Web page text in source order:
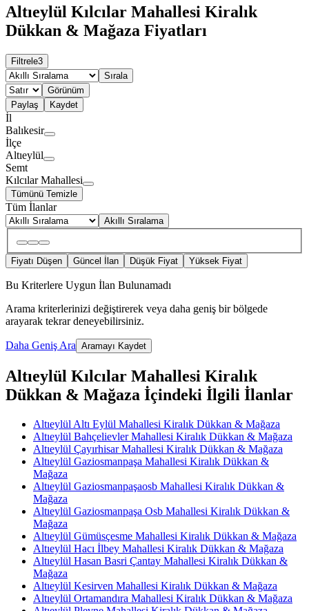
Altıeylül Kılcılar Mahallesi Kiralık
Dükkan & Mağaza Fiyatları
Filtrele3
Sırala
Görünüm
Paylaş
Kaydet
İl
Balıkesir
İlçe
Altıeylül
Semt
Kılcılar Mahallesi
Tümünü Temizle
Tüm İlanlar
Akıllı Sıralama
Fiyatı Düşen Güncel İlan Düşük Fiyat Yüksek Fiyat
Bu Kriterlere Uygun İlan Bulunamadı
Arama kriterlerinizi değiştirerek veya daha geniş bir bölgede
arayarak tekrar deneyebilirsiniz.
Daha Geniş Ara Aramayı Kaydet
Altıeylül Kılcılar Mahallesi Kiralık
Dükkan & Mağaza İçindeki İlgili İlanlar
Altıeylül Altı Eylül Mahallesi Kiralık Dükkan & Mağaza
Altıeylül Bahçelievler Mahallesi Kiralık Dükkan & Mağaza
Altıeylül Çayırhisar Mahallesi Kiralık Dükkan & Mağaza
Altıeylül Gaziosmanpaşa Mahallesi Kiralık Dükkan &
Mağaza
Altıeylül Gaziosmanpaşaosb Mahallesi Kiralık Dükkan &
Mağaza
Altıeylül Gaziosmanpaşa Osb Mahallesi Kiralık Dükkan &
Mağaza
Altıeylül Gümüsçesme Mahallesi Kiralık Dükkan & Mağaza
Altıeylül Hacı İlbey Mahallesi Kiralık Dükkan & Mağaza
Altıeylül Hasan Basri Çantay Mahallesi Kiralık Dükkan &
Mağaza
Altıeylül Kesirven Mahallesi Kiralık Dükkan & Mağaza
Altıeylül Ortamandıra Mahallesi Kiralık Dükkan & Mağaza